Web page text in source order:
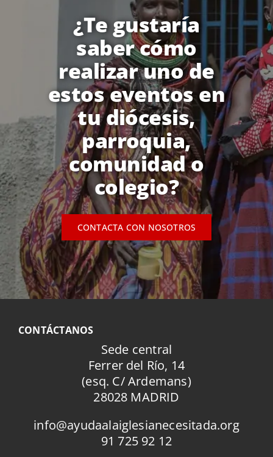
¿Te gustaría
saber cómo
realizar uno de
estos eventos en
tu diócesis,
parroquia,
comunidad o
colegio?
CONTACTA CON NOSOTROS
CONTÁCTANOS
Sede central
Ferrer del Río, 14
(esq. C/ Ardemans)
28028 MADRID
info@ayudaalaiglesianecesitada.org
91 725 92 12